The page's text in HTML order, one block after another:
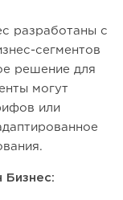
разработаны с
сегментов
решение для
могут
или
Бизнес: